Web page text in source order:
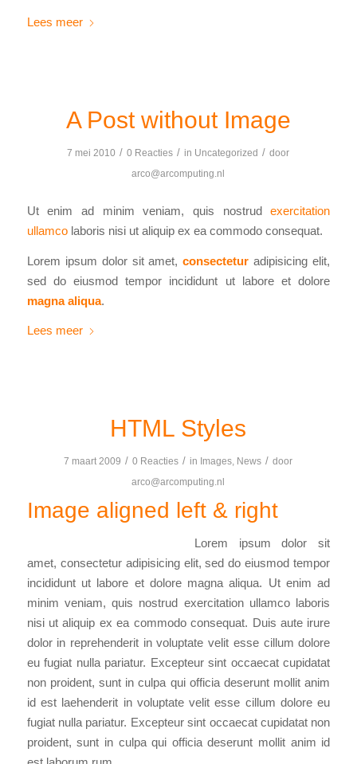
Lees meer
A Post without Image
7 mei 2010 / 0 Reacties / in Uncategorized / door
arco@arcomputing.nl
Ut enim ad minim veniam, quis nostrudexercitation
ullamcolaboris nisi ut aliquip ex ea commodo consequat.
Lorem ipsum dolor sit amet,consectetur adipisicing elit,
sed do eiusmod tempor incididunt ut labore et dolore
magna aliqua.
Lees meer
HTML Styles
7 maart 2009 / 0 Reacties / in Images, News / door
arco@arcomputing.nl
Image aligned left & right
Lorem ipsum dolor sit
amet, consectetur adipisicing elit, sed do eiusmod tempor
incididunt ut labore et dolore magna aliqua. Ut enim ad
minim veniam, quis nostrud exercitation ullamco laboris
nisi ut aliquip ex ea commodo consequat. Duis aute irure
dolor in reprehenderit in voluptate velit esse cillum dolore
eu fugiat nulla pariatur. Excepteur sint occaecat cupidatat
non proident, sunt in culpa qui officia deserunt mollit anim
id est laehenderit in voluptate velit esse cillum dolore eu
fugiat nulla pariatur. Excepteur sint occaecat cupidatat non
proident, sunt in culpa qui officia deserunt mollit anim id